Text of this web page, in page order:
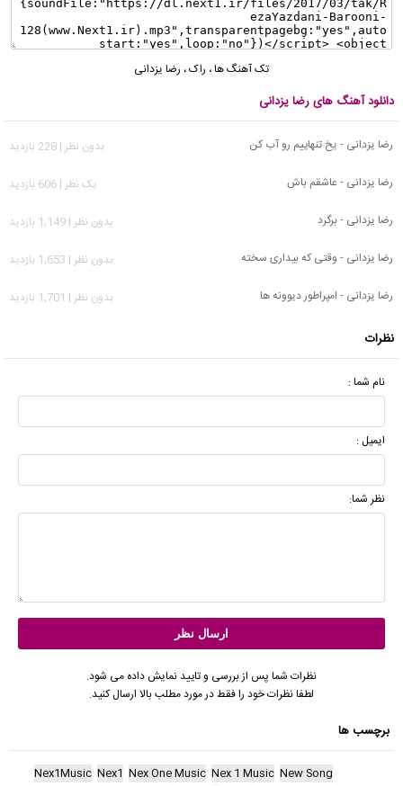
تک آهنگ ها، راک، رضا یزدانی
دانلود آهنگ های رضا یزدانی
رضا یزدانی - یخ تنهاییم رو آب کن
بدون نظر | 228 بازدید
رضا یزدانی - عاشقم باش
يک نظر | 606 بازدید
رضا یزدانی - برگرد
بدون نظر | 1,149 بازدید
رضا یزدانی - وقتی که بیداری سخته
بدون نظر | 1,653 بازدید
رضا یزدانی - امپراطور دیوونه ها
بدون نظر | 1,701 بازدید
نظرات
نام شما :
ایمیل :
نظر شما:
نظرات شما پس از بررسی و تایید نمایش داده می شود.
لطفا نظرات خود را فقط در مورد مطلب بالا ارسال کنید.
برچسب ها
New Song
Nex 1 Music
Nex One Music
Nex1
Nex1Music